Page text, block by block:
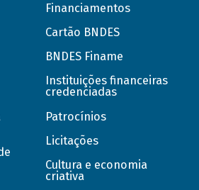
Financiamentos
Cartão BNDES
BNDES Finame
Instituições financeiras
credenciadas
Patrocínios
Licitações
Cultura e economia
criativa